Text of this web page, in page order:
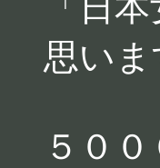
「日
思いま
５０